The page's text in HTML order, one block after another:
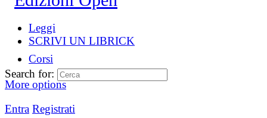
Leggi
SCRIVI UN LIBRICK
Corsi
More options
Entra Registrati
Search for: